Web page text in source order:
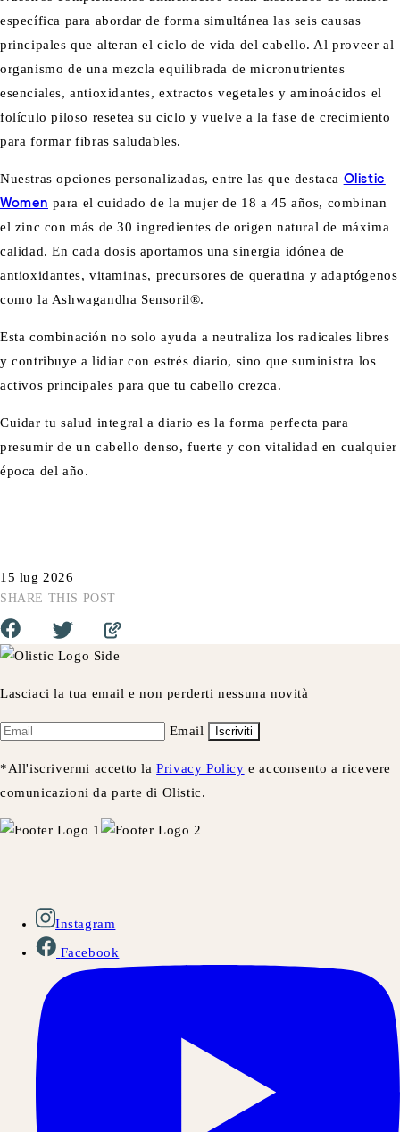
específica para abordar de forma simultánea las seis causas
principales que alteran el ciclo de vida del cabello. Al proveer al
organismo de una mezcla equilibrada de micronutrientes
esenciales, antioxidantes, extractos vegetales y aminoácidos el
folículo piloso resetea su ciclo y vuelve a la fase de crecimiento
para formar fibras saludables.
Nuestras opciones personalizadas, entre las que destaca Olistic
Women para el cuidado de la mujer de 18 a 45 años, combinan
el zinc con más de 30 ingredientes de origen natural de máxima
calidad. En cada dosis aportamos una sinergia idónea de
antioxidantes, vitaminas, precursores de queratina y adaptógenos
como la Ashwagandha Sensoril®.
Esta combinación no solo ayuda a neutraliza los radicales libres
y contribuye a lidiar con estrés diario, sino que suministra los
activos principales para que tu cabello crezca.
Cuidar tu salud integral a diario es la forma perfecta para
presumir de un cabello denso, fuerte y con vitalidad en cualquier
época del año.
15 lug 2026
SHARE THIS POST
Lasciaci la tua email e non perderti nessuna novità
Email Iscriviti
*All'iscrivermi accetto laPrivacy Policy e acconsento a ricevere
comunicazioni da parte di Olistic.
Instagram
Facebook